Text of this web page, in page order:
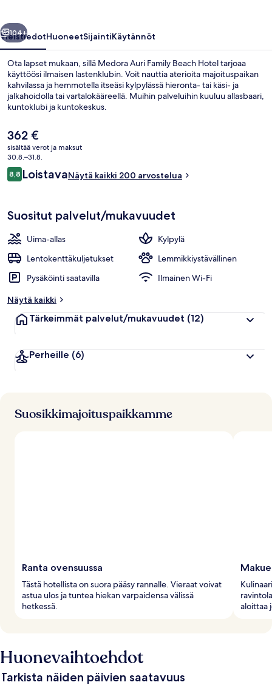
Seuraava
104+
YleistiedotHuoneetSijaintiKäytännöt
Ota lapset mukaan, sillä Medora Auri Family Beach Hotel tarjoaa
käyttöösi ilmaisen lastenklubin. Voit nauttia aterioita majoituspaikan
kahvilassa ja hemmotella itseäsi kylpylässä hieronta- tai käsi- ja
jalkahoidolla tai vartalokääreellä. Muihin palveluihin kuuluu allasbaari,
kuntoklubi ja kuntokeskus.
Nykyinen
hinta
on
362 €
362 €
sisältää verot ja maksut
30.8.–31.8.
Arvostelut
8,88,8 kautta 10.
LoistavaNäytä kaikki 200 arvostelua
Suositut palvelut/mukavuudet
Uima-allas
Kylpylä
Lentokenttäkuljetukset
Lemmikkiystävällinen
Pysäköinti saatavilla
Ilmainen Wi-Fi
Näytä kaikki
Tärkeimmät palvelut/mukavuudet (12)
Perheille (6)
Suosikkimajoituspaikkamme
Ranta ovensuussa
Tästä hotellista on suora pääsy rannalle. Vieraat voivat
astua ulos ja tuntea hiekan varpaidensa välissä
hetkessä.
aloittaa
Huonevaihtoehdot
Tarkista näiden päivien saatavuus